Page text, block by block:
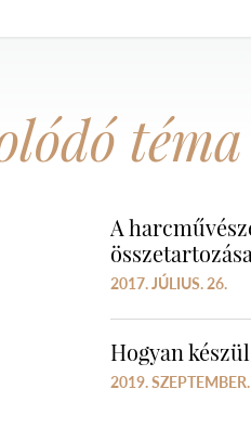
téma
A
összetartozása
2017. JÚLIUS. 26.
Hogyan
2019.